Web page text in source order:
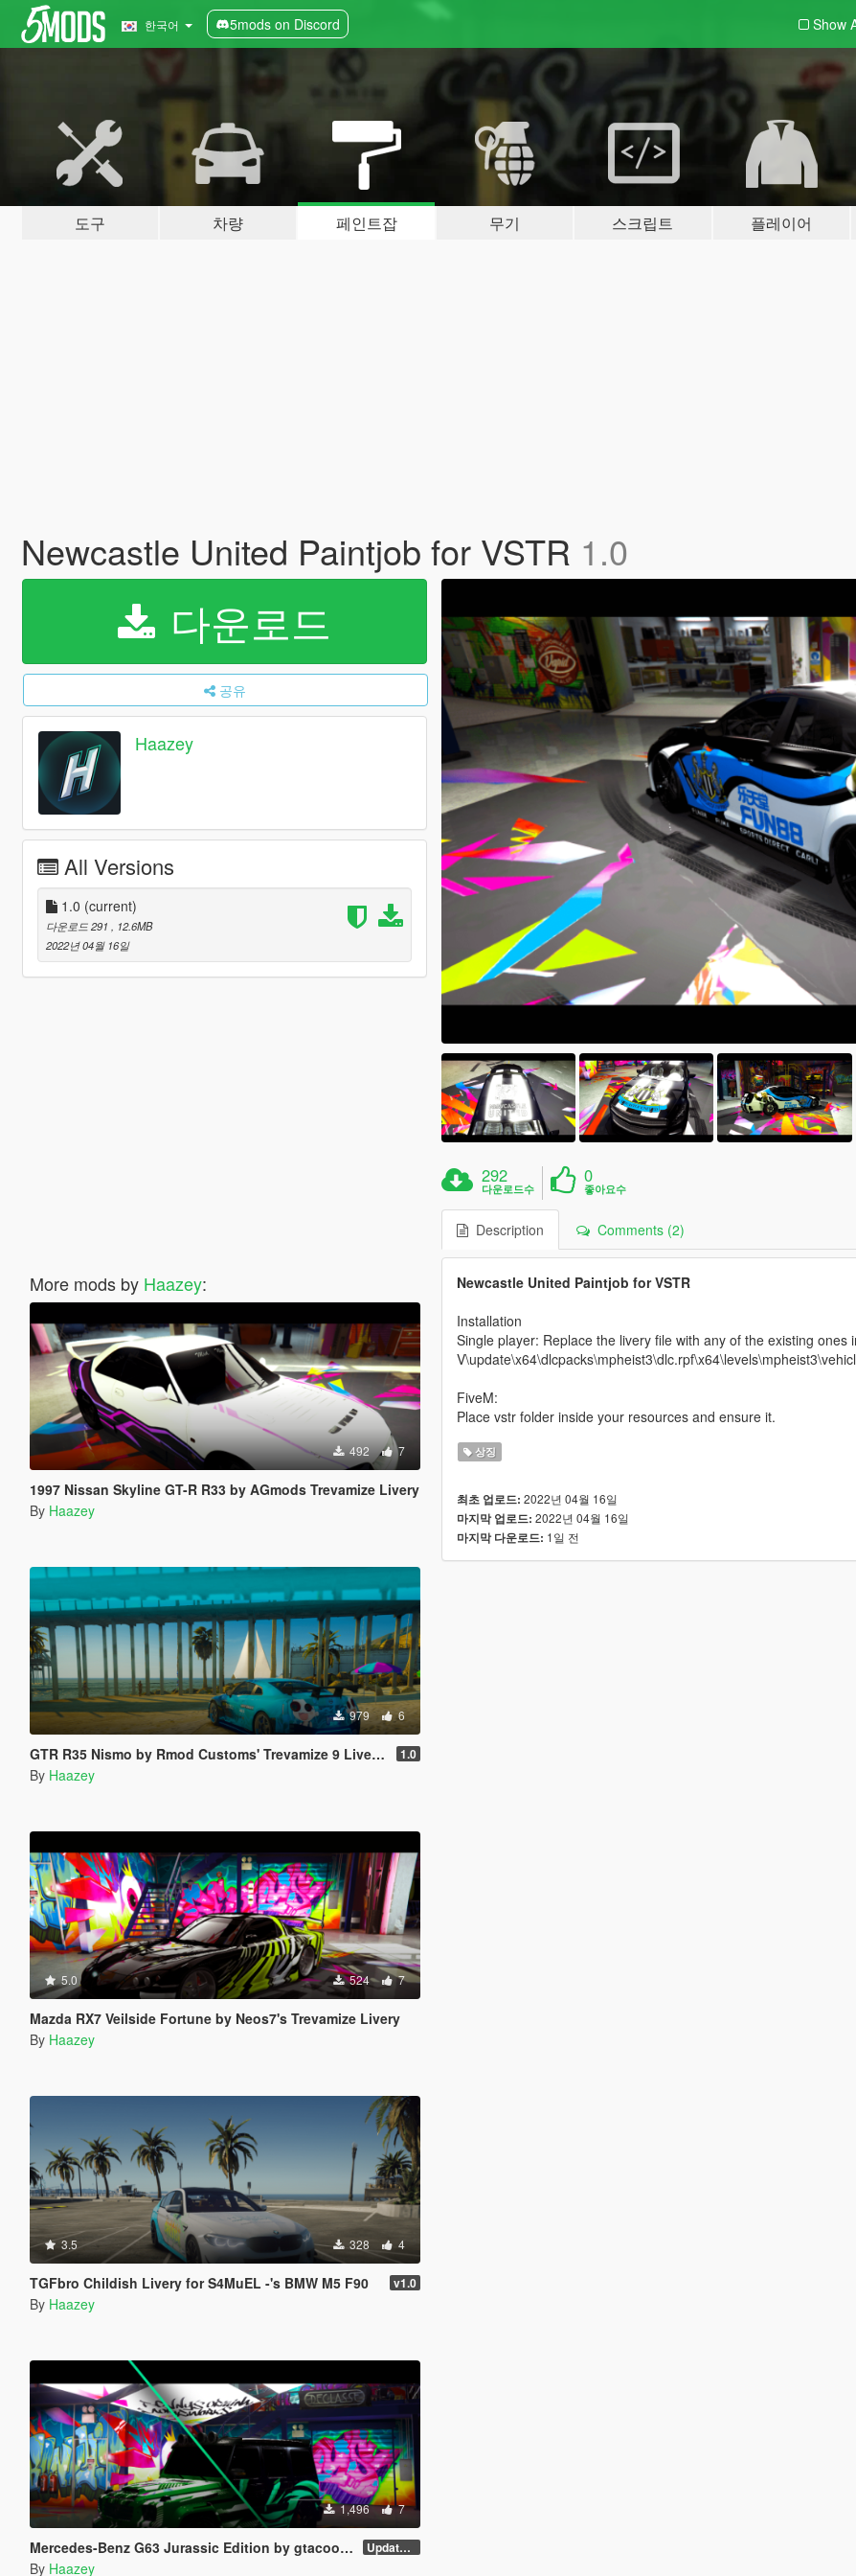
한국어 5mods on Discord Show
도구 차량 페인트잡 무기 스크립트 플레이어
Newcastle United Paintjob for VSTR 1.0
다운로드
공유
Haazey
All Versions
1.0 (current)
다운로드 291
, 12.6MB
2022년 04월 16일
More mods by Haazey:
492 7
1997 Nissan Skyline GT-R R33 by AGmods Trevamize Livery
By Haazey
979 6
GTR R35 Nismo by Rmod Customs' Trevamize 9 Livery Pack 1.0
By Haazey
5.0 524 7
Mazda RX7 Veilside Fortune by Neos7's Trevamize Livery
By Haazey
3.5 328 4
TGFbro Childish Livery for S4MuEL -'s BMW M5 F90 v1.0
By Haazey
1,496 7
Mercedes-Benz G63 Jurassic Edition by gtacool Trevamize 9 Livery Pack Updated Liverys
By Haazey
292
다운로드수
0
좋아요수
Description Comments (2)
Newcastle United Paintjob for VSTR
Installation
Single player: Replace the livery file with any of the existing ones
FiveM:
Place vstr folder inside your resources and ensure it.
상징
최초 업로드: 2022년 04월 16일
마지막 업로드: 2022년 04월 16일
마지막 다운로드: 1일 전